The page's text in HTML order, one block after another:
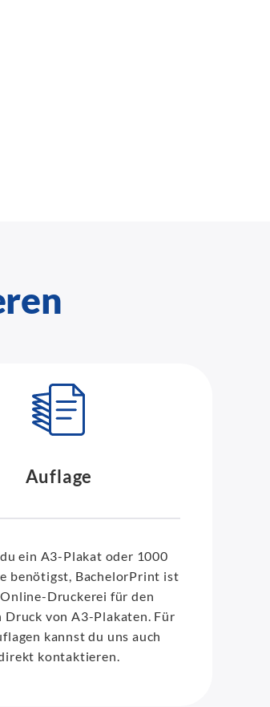
Auflage
du ein A3-Plakat oder 1000
benötigst, BachelorPrint ist
Druckerei für den
Druck von A3-Plakaten. Für
kannst du uns auch
kontaktieren.